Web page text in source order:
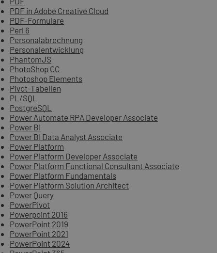
PDF in Adobe Creative Cloud
PDF-Formulare
Perl 6
Personalabrechnung
Personalentwicklung
PhantomJS
PhotoShop CC
Photoshop Elements
Pivot-Tabellen
PL/SQL
PostgreSQL
Power Automate RPA Developer Associate
Power BI
Power BI Data Analyst Associate
Power Platform
Power Platform Developer Associate
Power Platform Functional Consultant Associate
Power Platform Fundamentals
Power Platform Solution Architect
Power Query
PowerPivot
Powerpoint 2016
PowerPoint 2019
PowerPoint 2021
PowerPoint 2024